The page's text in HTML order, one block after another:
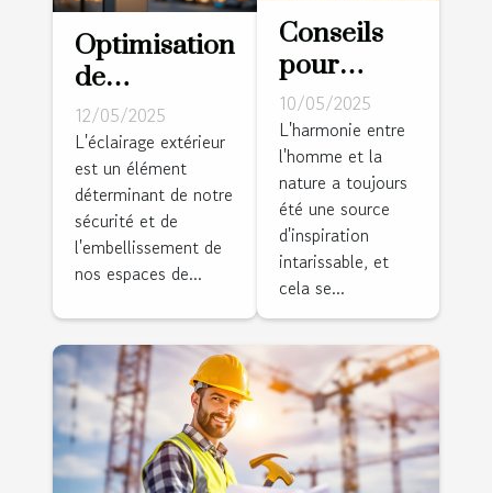
Optimisation
de
l'éclairage
extérieur
pour plus de
sécurité et
d'esthétique
12/05/2025
L'éclairage extérieur
est un élément
déterminant de notre
sécurité et de
l'embellissement de
nos espaces de...
Conseils
pour
intégrer
des
éléments
naturels
dans la
décoration
intérieure
10/05/2025
L'harmonie entre
l'homme et la
nature a toujours
été une source
d'inspiration
intarissable, et
cela se...